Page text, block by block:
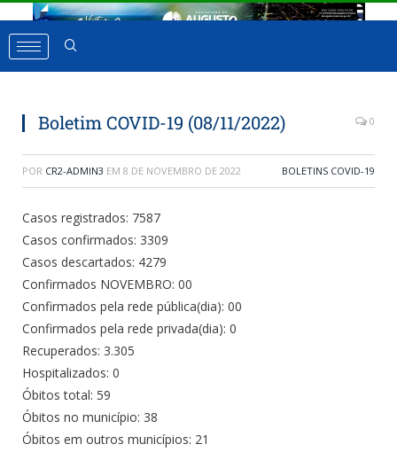
Boletim COVID-19 (08/11/2022) 0
POR CR2-ADMIN3 EM 8 DE NOVEMBRO DE 2022 BOLETINS COVID-19
Casos registrados: 7587
Casos confirmados: 3309
Casos descartados: 4279
Confirmados NOVEMBRO: 00
Confirmados pela rede pública(dia): 00
Confirmados pela rede privada(dia): 0
Recuperados: 3.305
Hospitalizados: 0
Óbitos total: 59
Óbitos no município: 38
Óbitos em outros municípios: 21